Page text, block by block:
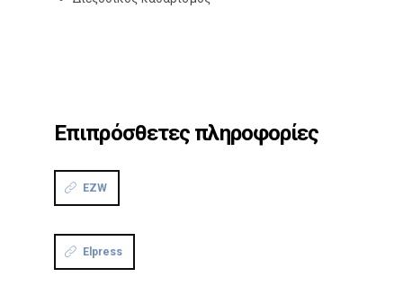
Επιπρόσθετες πληροφορίες
EZW
Elpress